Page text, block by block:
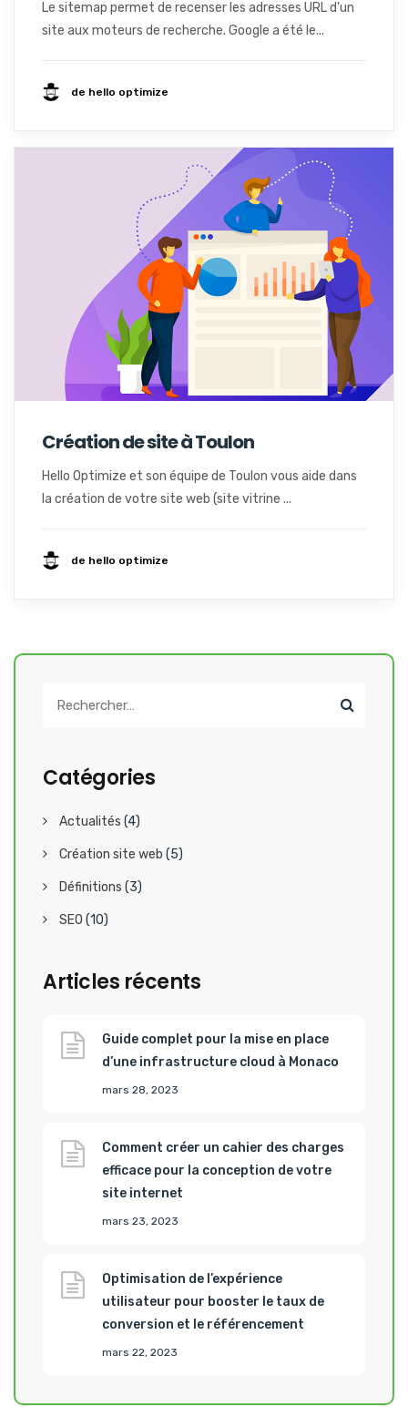
Le sitemap permet de recenser les adresses URL d'un
site aux moteurs de recherche. Google a été le...
de hello optimize
Création de site à Toulon
Hello Optimize et son équipe de Toulon vous aide dans
la création de votre site web (site vitrine ...
de hello optimize
Catégories
Actualités (4)
Création site web (5)
Définitions (3)
SEO (10)
Articles récents
Guide complet pour la mise en place
d’une infrastructure cloud à Monaco
mars 28, 2023
Comment créer un cahier des charges
efficace pour la conception de votre
site internet
mars 23, 2023
Optimisation de l’expérience
utilisateur pour booster le taux de
conversion et le référencement
mars 22, 2023